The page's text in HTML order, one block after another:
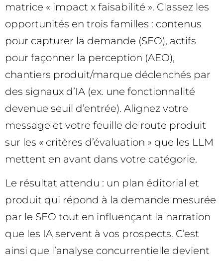
matrice « impact x faisabilité ». Classez les
opportunités en trois familles : contenus
pour capturer la demande (SEO), actifs
pour façonner la perception (AEO),
chantiers produit/marque déclenchés par
des signaux d’IA (ex. une fonctionnalité
devenue seuil d’entrée). Alignez votre
message et votre feuille de route produit
sur les « critères d’évaluation » que les LLM
mettent en avant dans votre catégorie.
Le résultat attendu : un plan éditorial et
produit qui répond à la demande mesurée
par le SEO tout en influençant la narration
que les IA servent à vos prospects. C’est
ainsi que l’analyse concurrentielle devient